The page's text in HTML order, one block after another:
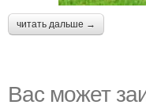
читать дальше →
Вас может